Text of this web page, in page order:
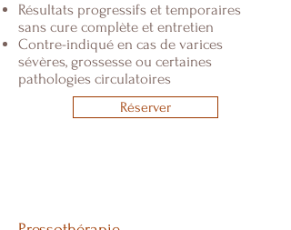
Résultats progressifs et temporaires
sans cure complète et entretien
Contre-indiqué en cas de varices
sévères, grossesse ou certaines
pathologies circulatoires
Réserver